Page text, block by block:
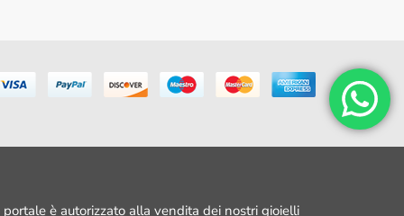
è autorizzato alla vendita dei nostri gioielli